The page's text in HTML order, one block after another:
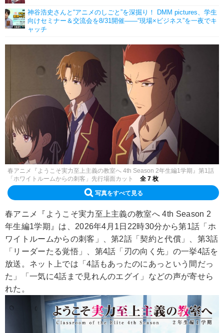
神谷浩史さんと“アニメのしごと”を深掘り！ DMM pictures、学生
向けセミナー＆交流会を8/31開催――“現場×ビジネス”を一夜でキ
ャッチ
春アニメ『ようこそ実力至上主義の教室へ 4th Season 2年生編1学期』第1話
「ホワイトルームからの刺客」先行場面カット
全 7 枚
写真をすべて見る
春アニメ『ようこそ実力至上主義の教室へ 4th Season 2
年生編1学期』は、2026年4月1日22時30分から第1話「ホ
ワイトルームからの刺客」、第2話「契約と代償」、第3話
「リーダーたる覚悟」、第4話「刃の向く先」の一挙4話を
放送。ネット上では「4話もあったのにあっという間だっ
た」「一気に4話まで見れんのエグイ」などの声が寄せら
れた。